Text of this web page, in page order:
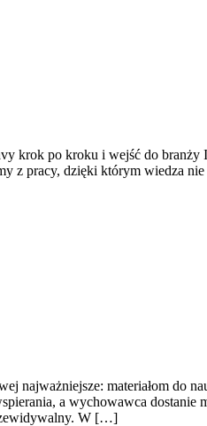
krok po kroku i wejść do
z pracy, dzięki którym wiedza
najważniejsze: materiałom do
a wychowawca
W […]